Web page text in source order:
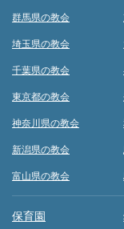
群馬県の教会
埼玉県の教会
千葉県の教会
東京都の教会
神奈川県の教会
新潟県の教会
富山県の教会
保育園